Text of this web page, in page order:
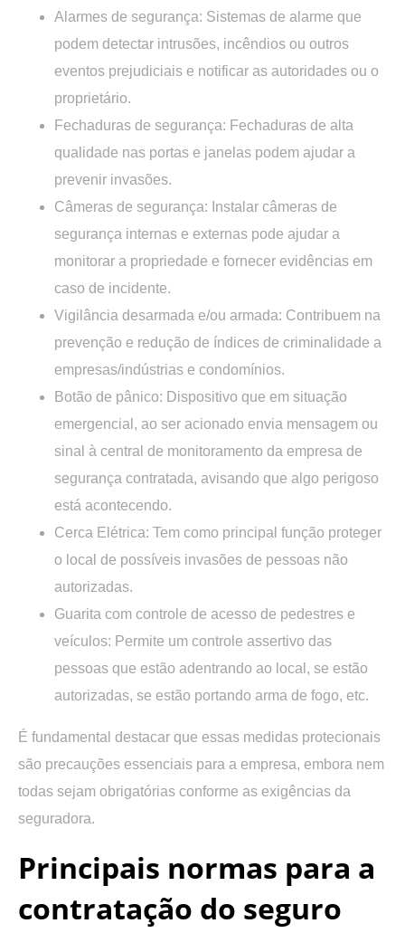
Alarmes de segurança: Sistemas de alarme que
podem detectar intrusões, incêndios ou outros
eventos prejudiciais e notificar as autoridades ou o
proprietário.
Fechaduras de segurança: Fechaduras de alta
qualidade nas portas e janelas podem ajudar a
prevenir invasões.
Câmeras de segurança: Instalar câmeras de
segurança internas e externas pode ajudar a
monitorar a propriedade e fornecer evidências em
caso de incidente.
Vigilância desarmada e/ou armada: Contribuem na
prevenção e redução de índices de criminalidade a
empresas/indústrias e condomínios.
Botão de pânico: Dispositivo que em situação
emergencial, ao ser acionado envia mensagem ou
sinal à central de monitoramento da empresa de
segurança contratada, avisando que algo perigoso
está acontecendo.
Cerca Elétrica: Tem como principal função proteger
o local de possíveis invasões de pessoas não
autorizadas.
Guarita com controle de acesso de pedestres e
veículos: Permite um controle assertivo das
pessoas que estão adentrando ao local, se estão
autorizadas, se estão portando arma de fogo, etc.
É fundamental destacar que essas medidas protecionais
são precauções essenciais para a empresa, embora nem
todas sejam obrigatórias conforme as exigências da
seguradora.
Principais normas para a
contratação do seguro